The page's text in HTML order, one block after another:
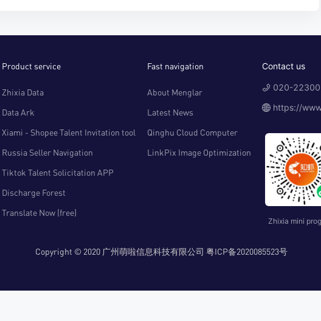
Product service
Zhixia Data
Data Ark
Xiami - Shopee Talent Invitation tool
Russia Seller Navigation
Tiktok Talent Solicitation APP
Discharge Forest
Translate Now (free)
Fast navigation
About Menglar
Latest News
Qinghu Cloud Computer
LinkPix Image Optimization
Contact us
020-
https://
Zhixia mini
Copyright © 2020 广州萌啦信息科技有限公司 粤ICP备2020085523号